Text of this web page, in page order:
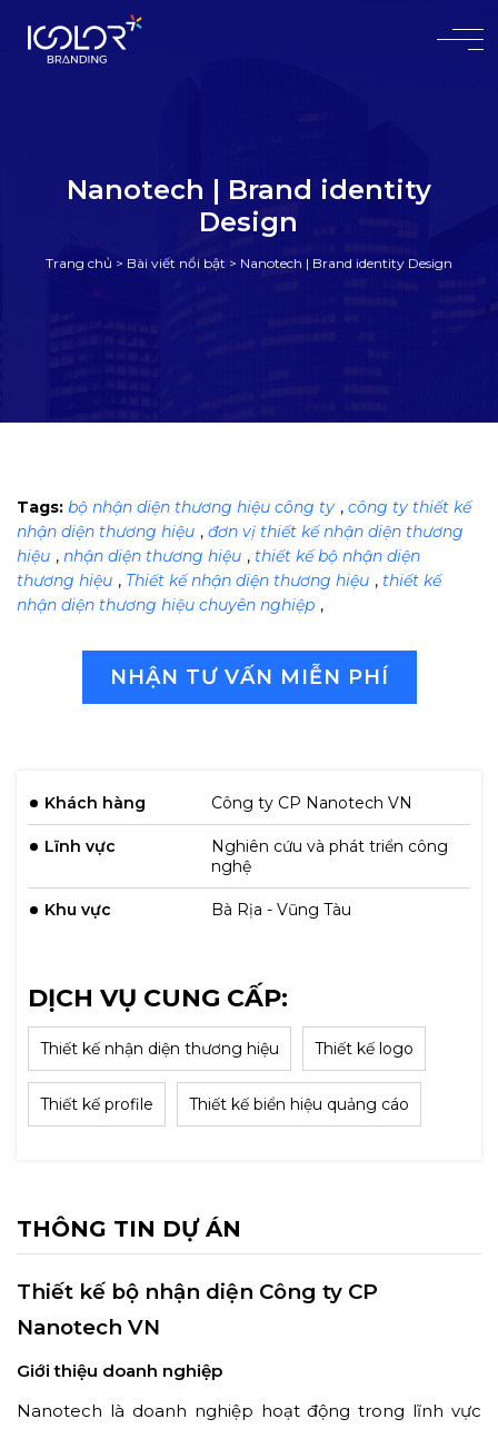
#
Nanotech | Brand identity
Design
Trang chủ > Bài viết nổi bật> Nanotech | Brand identity Design
Khách hàng Công ty CP Nanotech VN
Lĩnh vực
Nghiên cứu và phát triển công
nghệ
Khu vực Bà Rịa - Vũng Tàu
DỊCH VỤ CUNG CẤP:
Thiết kế nhận diện thương hiệu Thiết kế logo
Thiết kế profile Thiết kế biển hiệu quảng cáo
THÔNG TIN DỰ ÁN
Thiết kế bộ nhận diện Công ty CP
Nanotech VN
Giới thiệu doanh nghiệp
Nanotech là doanh nghiệp hoạt động trong lĩnh vực
Tags: bộ nhận diện thương hiệu công ty , công ty thiết kế
nhận diện thương hiệu , đơn vị thiết kế nhận diện thương
hiệu , nhận diện thương hiệu , thiết kế bộ nhận diện
thương hiệu , Thiết kế nhận diện thương hiệu , thiết kế
nhận diện thương hiệu chuyên nghiệp ,
NHẬN TƯ VẤN MIỄN PHÍ